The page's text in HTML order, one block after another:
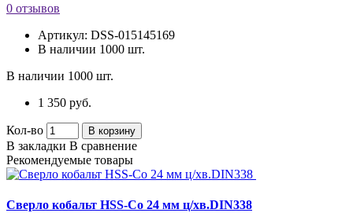
0 отзывов
Артикул: DSS-015145169
В наличии 1000 шт.
В наличии 1000 шт.
1 350 руб.
Кол-во В корзину
В закладки В сравнение
Рекомендуемые товары
Сверло кобальт HSS-Со 24 мм ц/хв.DIN338